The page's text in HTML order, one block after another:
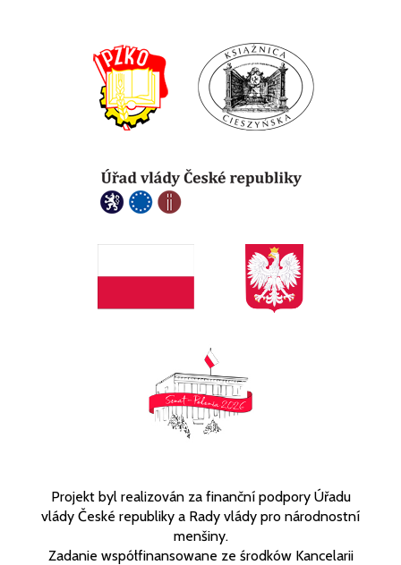
Projekt byl realizován za finanční podpory Úřadu
vlády České republiky a Rady vlády pro národnostní
menšiny.
Zadanie współfinansowane ze środków Kancelarii